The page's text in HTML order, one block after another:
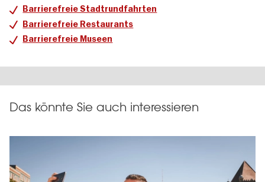
Barrierefreie Stadtrundfahrten
Barrierefreie Restaurants
Barrierefreie Museen
Das könnte Sie auch interessieren